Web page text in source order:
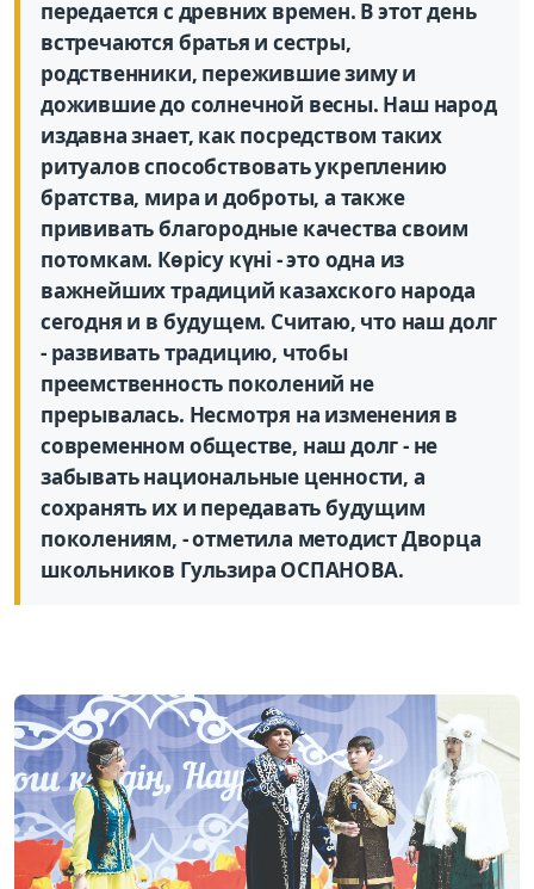
передается с древних времен. В этот день
встречаются братья и сестры,
родственники, пережившие зиму и
дожившие до солнечной весны. Наш народ
издавна знает, как посредством таких
ритуалов способствовать укреплению
братства, мира и доброты, а также
прививать благородные качества своим
потомкам. Көрісу күні - это одна из
важнейших традиций казахского народа
сегодня и в будущем. Считаю, что наш долг
- развивать традицию, чтобы
преемственность поколений не
прерывалась. Несмотря на изменения в
современном обществе, наш долг - не
забывать национальные ценности, а
сохранять их и передавать будущим
поколениям, - отметила методист Дворца
школьников Гульзира ОСПАНОВА.